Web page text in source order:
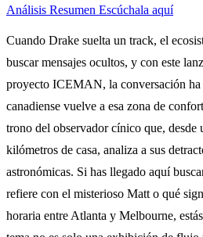
Análisis Resumen Escúchala aquí
Cuando Drake suelta un track, el
buscar mensajes ocultos, y con este
proyecto ICEMAN, la conversación ha
canadiense vuelve a esa zona de
trono del observador cínico que, desde
kilómetros de casa, analiza a sus
astronómicas. Si has llegado aquí
refiere con el misterioso Matt o qué
horaria entre Atlanta y Melbourne,